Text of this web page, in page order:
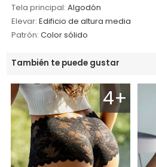
Tela principal: Algodón
Elevar: Edificio de altura media
Patrón: Color sólido
También te puede gustar
4+